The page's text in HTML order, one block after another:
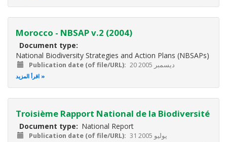
Morocco - NBSAP v.2 (2004)
Document type
National Biodiversity Strategies and Action Plans (NBSAPs)
Publication date (of file/URL) 20 ديسمبر 2005
اقرأ المزيد
Troisième Rapport National de la Biodiversité
Document type National Report
Publication date (of file/URL) 31 يوليو 2005